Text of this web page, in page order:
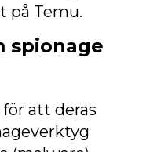
på Temu.
spionage
att deras